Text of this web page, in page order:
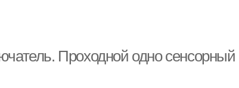
Проходной одно сенсорный